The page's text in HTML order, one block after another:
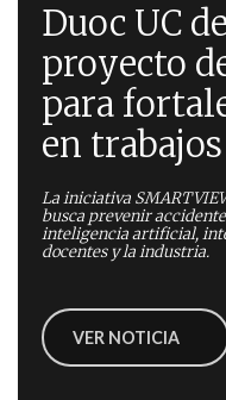
Duoc UC
proyecto
para
en
La iniciativa
busca prevenir
inteligencia artificial,
docentes y la industria.
VER NOTICIA